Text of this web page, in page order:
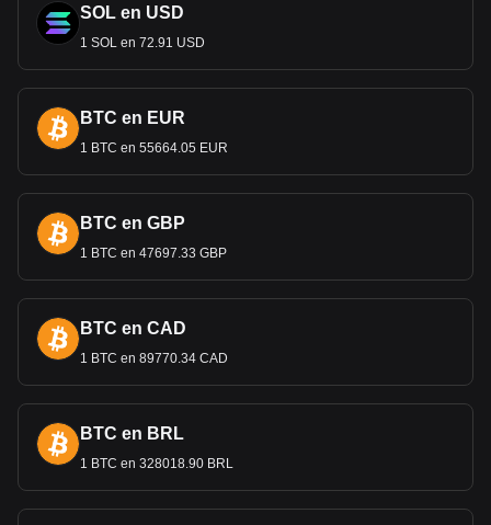
SOL en USD
1 SOL en 72.91 USD
BTC en EUR
1 BTC en 55664.05 EUR
BTC en GBP
1 BTC en 47697.33 GBP
BTC en CAD
1 BTC en 89770.34 CAD
BTC en BRL
1 BTC en 328018.90 BRL